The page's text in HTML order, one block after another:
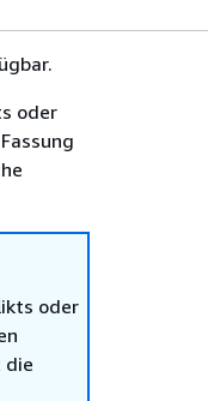
oder
oder
die